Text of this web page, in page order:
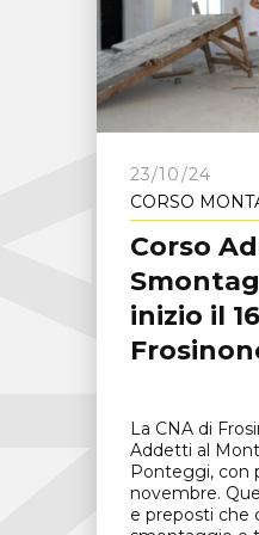
23/10/24
CORSO
Corso
inizio il
La CNA di
Addetti al
Ponteggi, con
novembre.
e preposti che